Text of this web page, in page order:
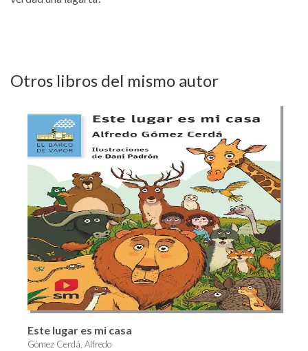
Otros libros del mismo autor
Este lugar es mi casa
Gómez Cerdá, Alfredo